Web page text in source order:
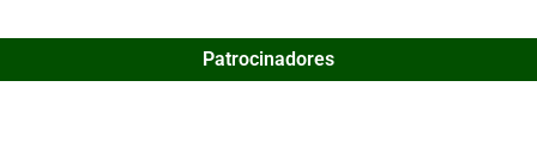
Patrocinadores